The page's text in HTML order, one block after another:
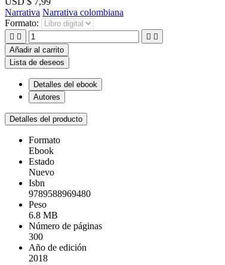
Narrativa Narrativa colombiana
Formato:
   
Añadir al carrito
Lista de deseos
Detalles del ebook
Autores
Detalles del producto
Formato
Ebook
Estado
Nuevo
Isbn
9789588969480
Peso
6.8 MB
Número de páginas
300
Año de edición
2018